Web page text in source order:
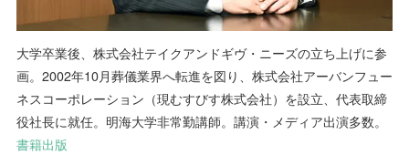
大学卒業後、株式会社テイクアンドギヴ・ニーズの立ち上げに参
画。2002年10月葬儀業界へ転進を図り、株式会社アーバンフュー
ネスコーポレーション（現むすびす株式会社）を設立、代表取締
役社長に就任。明海大学非常勤講師。講演・メディア出演多数。
書籍出版